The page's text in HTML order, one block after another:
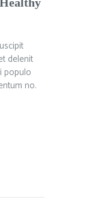
delenit
populo
no.